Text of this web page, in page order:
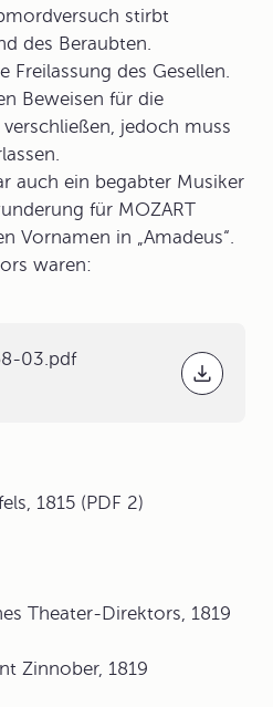
stirbt
des Beraubten.
Freilassung des Gesellen.
Beweisen für die
jedoch muss
auch ein begabter Musiker
für MOZART
Vornamen in „Amadeus“.
waren:
03.pdf
1815 (PDF 2)
Theater-Direktors, 1819
Zinnober, 1819